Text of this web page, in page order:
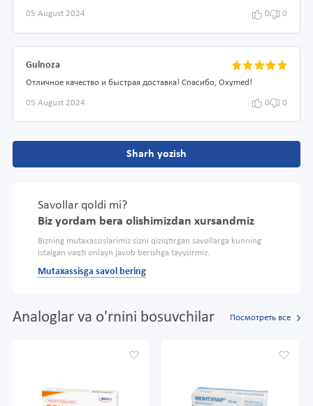
05 August 2024 0 0
Gulnoza
Отличное качество и быстрая доставка! Спасибо, Oxymed!
05 August 2024 0 0
Sharh yozish
Savollar qoldi mi?
Biz yordam bera olishimizdan xursandmiz
Bizning mutaxassislarimiz sizni qiziqtirgan savollarga kunning
istalgan vaqti onlayn javob berishga tayyormiz.
Mutaxassisga savol bering
Analoglar va o'rnini bosuvchilar Посмотреть все